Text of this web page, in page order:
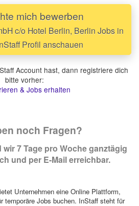
mich bewerben
c/o Hotel Berlin, Berlin Jobs in
Profil anschauen
Account hast, dann registriere dich
bitte vorher:
& Jobs erhalten
noch Fragen?
7 Tage pro Woche ganztägig
und per E-Mail erreichbar.
Unternehmen eine Online Plattform,
temporäre Jobs buchen. InStaff steht für